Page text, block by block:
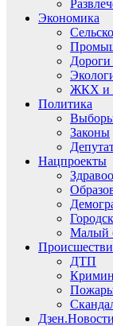
Экономика
Дороги
ЖКХ и
Политика
Законы
Нацпроекты
Малый
ДТП
Дзен.Новости